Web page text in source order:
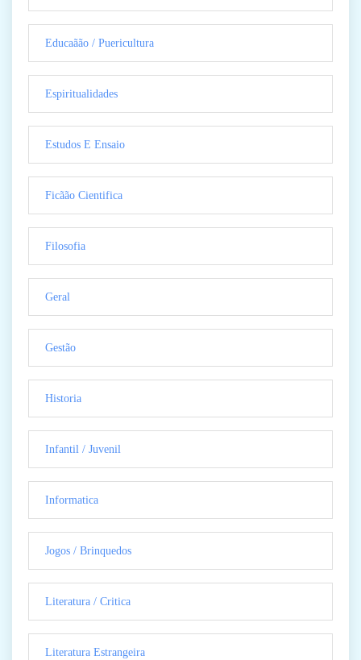
Educaãão / Puericultura
Espiritualidades
Estudos E Ensaio
Ficãão Cientifica
Filosofia
Geral
Gestão
Historia
Infantil / Juvenil
Informatica
Jogos / Brinquedos
Literatura / Critica
Literatura Estrangeira